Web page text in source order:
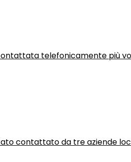
telefonicamente più
contattato da tre aziende